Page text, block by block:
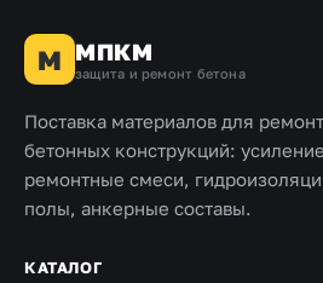
М МПКМ
защита и ремонт бетона
Поставка материалов для
бетонных конструкций:
ремонтные смеси,
полы, анкерные составы.
КАТАЛОГ